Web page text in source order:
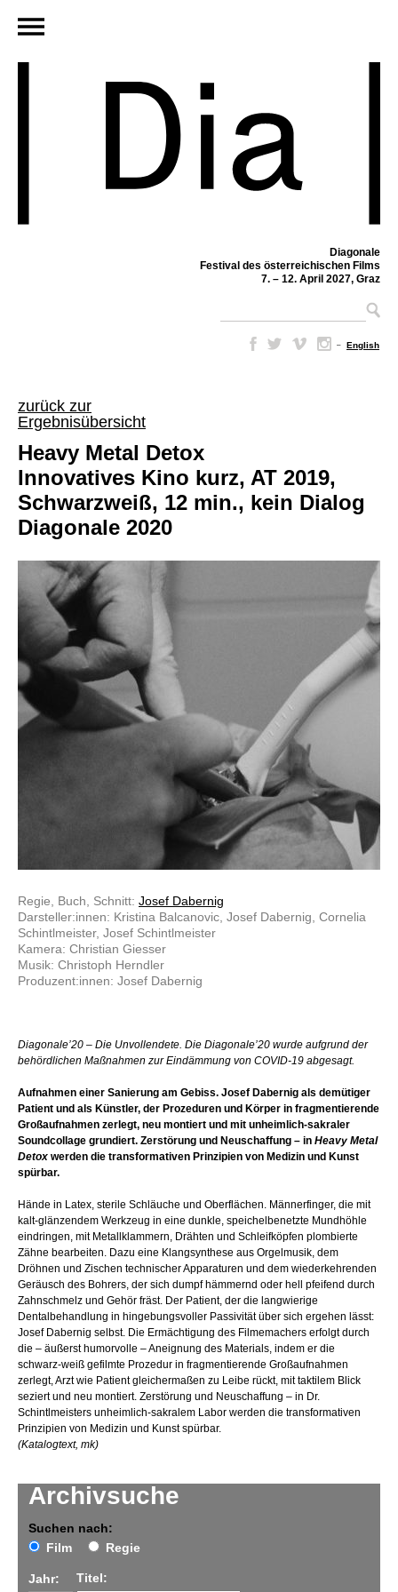
Diagonale
Festival des österreichischen Films
7. – 12. April 2027, Graz
– English
zurück zur
Ergebnisübersicht
Archivsuche
Suchen nach:
Film
Regie
Jahr: Titel:
Heavy Metal Detox
Innovatives Kino kurz, AT 2019,
Schwarzweiß, 12 min., kein Dialog
Diagonale 2020
Regie, Buch, Schnitt: Josef Dabernig
Darsteller:innen: Kristina Balcanovic, Josef Dabernig, Cornelia
Schintlmeister, Josef Schintlmeister
Kamera: Christian Giesser
Musik: Christoph Herndler
Produzent:innen: Josef Dabernig
Diagonale’20 – Die Unvollendete. Die Diagonale’20 wurde aufgrund der
behördlichen Maßnahmen zur Eindämmung von COVID-19 abgesagt.
Aufnahmen einer Sanierung am Gebiss. Josef Dabernig als demütiger
Patient und als Künstler, der Prozeduren und Körper in fragmentierende
Großaufnahmen zerlegt, neu montiert und mit unheimlich-sakraler
Soundcollage grundiert. Zerstörung und Neuschaffung – in Heavy Metal
Detox werden die transformativen Prinzipien von Medizin und Kunst
spürbar.
Hände in Latex, sterile Schläuche und Oberflächen. Männerfinger, die mit
kalt-glänzendem Werkzeug in eine dunkle, speichelbenetzte Mundhöhle
eindringen, mit Metallklammern, Drähten und Schleifköpfen plombierte
Zähne bearbeiten. Dazu eine Klangsynthese aus Orgelmusik, dem
Dröhnen und Zischen technischer Apparaturen und dem wiederkehrenden
Geräusch des Bohrers, der sich dumpf hämmernd oder hell pfeifend durch
Zahnschmelz und Gehör fräst. Der Patient, der die langwierige
Dentalbehandlung in hingebungsvoller Passivität über sich ergehen lässt:
Josef Dabernig selbst. Die Ermächtigung des Filmemachers erfolgt durch
die – äußerst humorvolle – Aneignung des Materials, indem er die
schwarz-weiß gefilmte Prozedur in fragmentierende Großaufnahmen
zerlegt, Arzt wie Patient gleichermaßen zu Leibe rückt, mit taktilem Blick
seziert und neu montiert. Zerstörung und Neuschaffung – in Dr.
Schintlmeisters unheimlich-sakralem Labor werden die transformativen
Prinzipien von Medizin und Kunst spürbar.
(Katalogtext, mk)